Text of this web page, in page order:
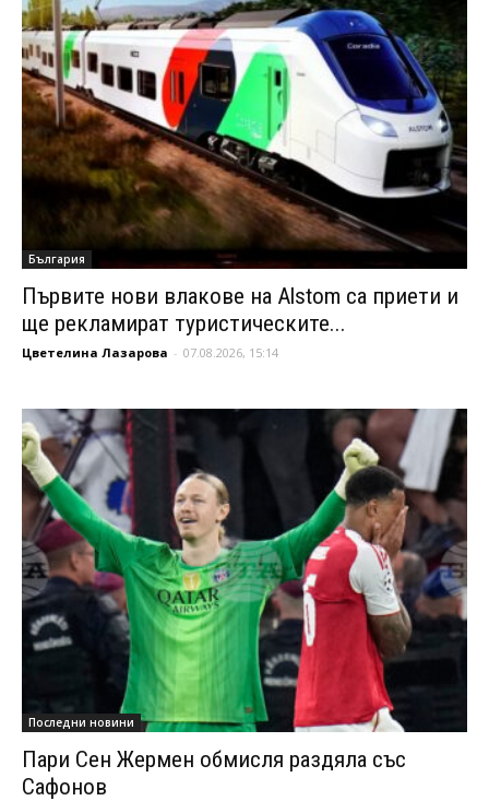
България
Първите нови влакове на Alstom са приети и
ще рекламират туристическите...
Цветелина Лазарова - 07.08.2026, 15:14
Последни новини
Пари Сен Жермен обмисля раздяла със
Сафонов